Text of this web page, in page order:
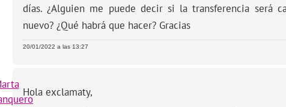
días. ¿Alguien me puede decir si la transferencia será
nuevo? ¿Qué habrá que hacer? Gracias
20/01/2022 a las 13:27
Hola exclamaty,